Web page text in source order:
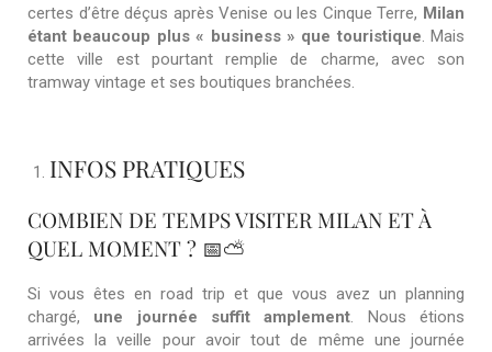
certes d’être déçus après Venise ou les Cinque Terre, Milan
étant beaucoup plus « business » que touristique. Mais
cette ville est pourtant remplie de charme, avec son
tramway vintage et ses boutiques branchées.
INFOS PRATIQUES
COMBIEN DE TEMPS VISITER MILAN ET À
QUEL MOMENT ? 📅⛅
Si vous êtes en road trip et que vous avez un planning
chargé, une journée suffit amplement. Nous étions
arrivées la veille pour avoir tout de même une journée